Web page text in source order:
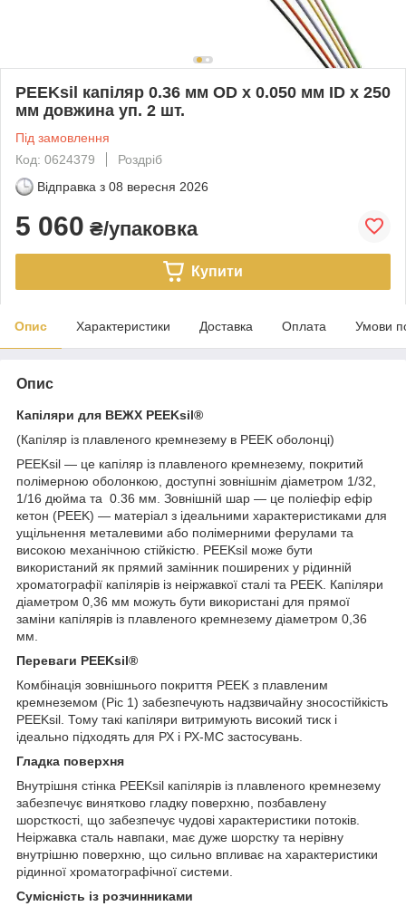
PEEKsil капіляр 0.36 мм OD x 0.050 мм ID x 250
мм довжина уп. 2 шт.
Під замовлення
Код: 0624379
Роздріб
Відправка з 08 вересня 2026
5 060 ₴/упаковка
Купити
Опис Характеристики Доставка Оплата Умови
Опис
Капіляри для ВЕЖХ PEEKsil®
(Капіляр із плавленого кремнезему в PEEK оболонці)
PEEKsil — це капіляр із плавленого кремнезему, покритий
полімерною оболонкою, доступні зовнішнім діаметром 1/32,
1/16 дюйма та 0.36 мм. Зовнішній шар — це поліефір ефір
кетон (PEEK) — матеріал з ідеальними характеристиками для
ущільнення металевими або полімерними ферулами та
високою механічною стійкістю. PEEKsil може бути
використаний як прямий замінник поширених у рідинній
хроматографії капілярів із неіржавкої сталі та PEEK. Капіляри
діаметром 0,36 мм можуть бути використані для прямої
заміни капілярів із плавленого кремнезему діаметром 0,36
мм.
Переваги PEEKsil®
Комбінація зовнішнього покриття PEEK з плавленим
кремнеземом (Ріс 1) забезпечують надзвичайну зносостійкість
PEEKsil. Тому такі капіляри витримують високий тиск і
ідеально підходять для РХ і РХ-МС застосувань.
Гладка поверхня
Внутрішня стінка PEEKsil капілярів із плавленого кремнезему
забезпечує винятково гладку поверхню, позбавлену
шорсткості, що забезпечує чудові характеристики потоків.
Неіржавка сталь навпаки, має дуже шорстку та нерівну
внутрішню поверхню, що сильно впливає на характеристики
рідинної хроматографічної системи.
Сумісність із розчинниками